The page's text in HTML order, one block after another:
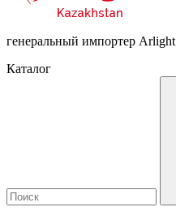
генеральный импортер Arlight
Каталог